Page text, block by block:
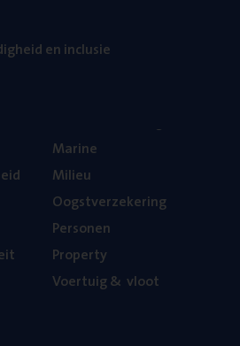
en inclusie
Mari­ne
Mili­eu
Oogst­ver­ze­ke­ring
Per­so­nen
Pro­per­ty
Voer­tuig& vloot